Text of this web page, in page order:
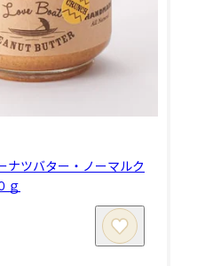
ツバター・ノーマルク
ｇ